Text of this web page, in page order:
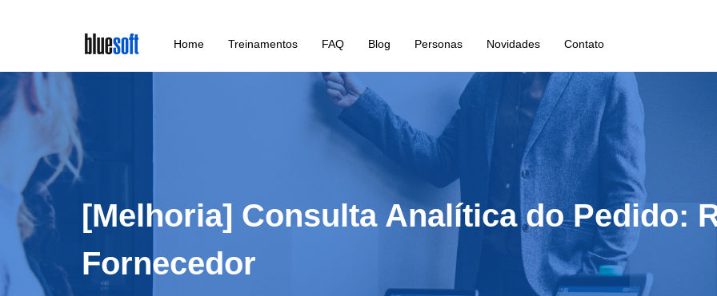
main
content
Home Treinamentos FAQ Blog Personas Novidades Contato
[Melhoria] Consulta Analítica do Pedido:
Fornecedor